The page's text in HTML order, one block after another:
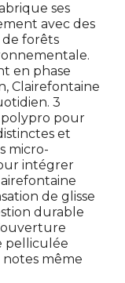
ses
avec des
de forêts
en phase
Clairefontaine
3
polypro pour
et
micro-
intégrer
de glisse
durable
pelliculée
même